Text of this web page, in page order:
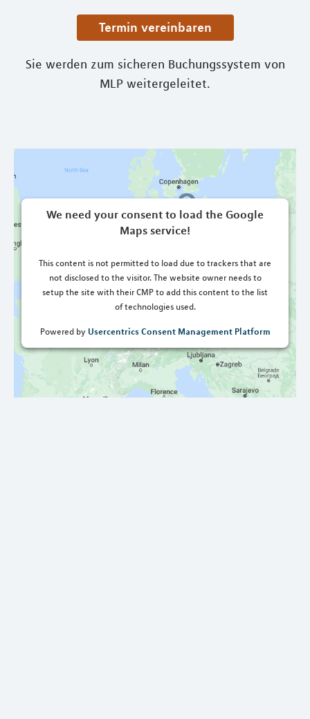
Termin vereinbaren
Sie werden zum sicheren Buchungssystem von
MLP weitergeleitet.
We need your consent to load the Google
Maps service!
This content is not permitted to load due to trackers that are
not disclosed to the visitor. The website owner needs to
setup the site with their CMP to add this content to the list
of technologies used.
Powered by Usercentrics Consent Management Platform